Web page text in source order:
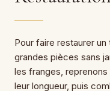
Pour faire restaurer
grandes pièces sans
les franges,
leur longueur, puis